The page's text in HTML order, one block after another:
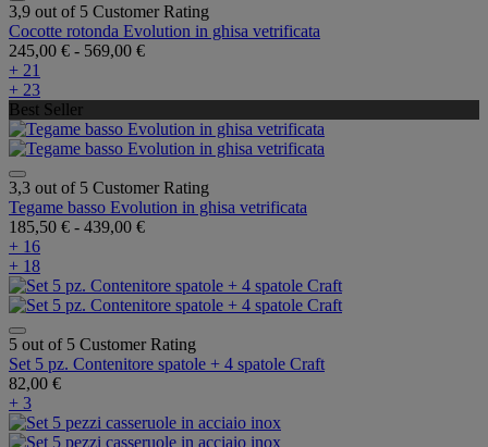
3,9 out of 5 Customer Rating
Cocotte rotonda Evolution in ghisa vetrificata
245,00 € - 569,00 €
+ 21
+ 23
Best Seller
3,3 out of 5 Customer Rating
Tegame basso Evolution in ghisa vetrificata
185,50 € - 439,00 €
+ 16
+ 18
5 out of 5 Customer Rating
Set 5 pz. Contenitore spatole + 4 spatole Craft
82,00 €
+ 3